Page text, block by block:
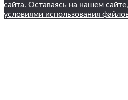
сайта. Оставаясь на нашем
условиями использования